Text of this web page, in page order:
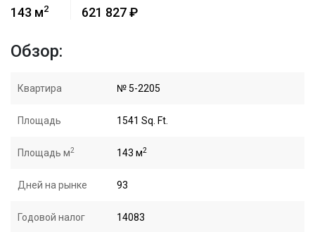
143 м2 621 827 ₽
Обзор:
Квартира № 5-2205
Площадь 1541 Sq. Ft.
Площадь м2 143 м2
Дней на рынке 93
Годовой налог 14083